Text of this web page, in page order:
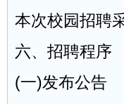
本次校园招聘
六、招聘程序
(一)发布公告